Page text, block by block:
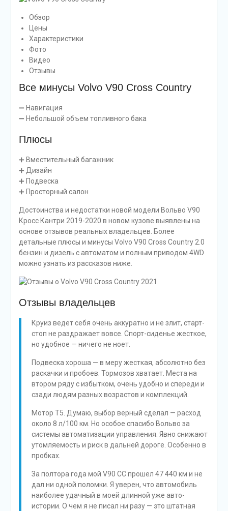
Обзор
Цены
Характеристики
Фото
Видео
Отзывы
Все минусы Volvo V90 Cross Country
➖ Навигация
➖ Небольшой объем топливного бака
Плюсы
➕ Вместительный багажник
➕ Дизайн
➕ Подвеска
➕ Просторный салон
Достоинства и недостатки новой модели Вольво V90
Кросс Кантри 2019-2020 в новом кузове выявлены на
основе отзывов реальных владельцев. Более
детальные плюсы и минусы Volvo V90 Cross Country 2.0
бензин и дизель с автоматом и полным приводом 4WD
можно узнать из рассказов ниже.
Отзывы владельцев
Круиз ведет себя очень аккуратно и не злит, старт-
стоп не раздражает вовсе. Спорт-сиденье жесткое,
но удобное — ничего не ноет.
Подвеска хороша — в меру жесткая, абсолютно без
раскачки и пробоев. Тормозов хватает. Места на
втором ряду с избытком, очень удобно и спереди и
сзади людям разных возрастов и комплекций.
Мотор Т5. Думаю, выбор верный сделал — расход
около 8 л/100 км. Но особое спасибо Вольво за
системы автоматизации управления. Явно снижают
утомляемость и риск в дальней дороге. Особенно в
пробках.
За полтора года мой V90 CC прошел 47 440 км и не
дал ни одной поломки. Я уверен, что автомобиль
наиболее удачный в моей длинной уже авто-
истории. О чем я не писал ни разу — это штатная